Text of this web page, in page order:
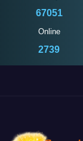
67051
Online
2739